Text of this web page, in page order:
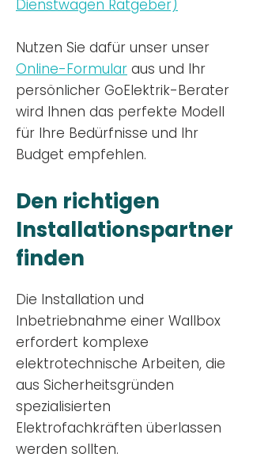
Dienstwagen Ratgeber)
Nutzen Sie dafür unser unser
Online-Formular aus und Ihr
persönlicher GoElektrik-Berater
wird Ihnen das perfekte Modell
für Ihre Bedürfnisse und Ihr
Budget empfehlen.
Den richtigen
Installationspartner
finden
Die Installation und
Inbetriebnahme einer Wallbox
erfordert komplexe
elektrotechnische Arbeiten, die
aus Sicherheitsgründen
spezialisierten
Elektrofachkräften überlassen
werden sollten.